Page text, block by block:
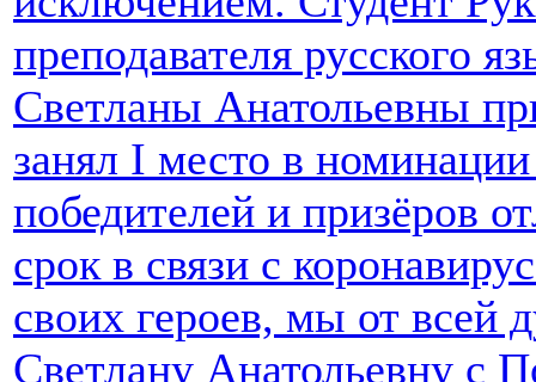
преподавателя русского
Светланы Анатольевны
занял I место в
победителей и призёров
срок в связи с
своих героев, мы от всей
Светлану Анатольевну с